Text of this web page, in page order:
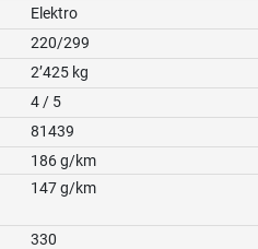
Elektro
220/299
2’425 kg
4 / 5
81439
186 g/km
147 g/km
330